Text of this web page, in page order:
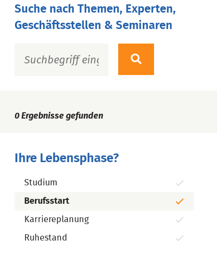
Suche nach Themen, Experten,
Geschäftsstellen & Seminaren
0 Ergebnisse gefunden
Ihre Lebensphase?
Studium
Berufsstart
Karriereplanung
Ruhestand